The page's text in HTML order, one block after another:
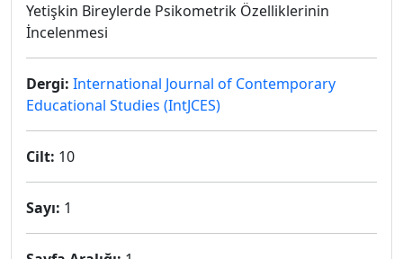
Yetişkin Bireylerde Psikometrik Özelliklerinin
İncelenmesi
Dergi: International Journal of Contemporary
Educational Studies (IntJCES)
Cilt: 10
Sayı: 1